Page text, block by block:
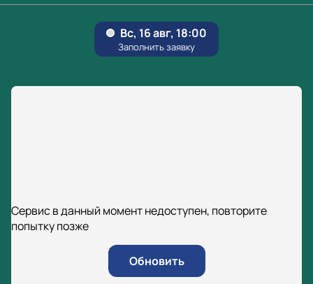
Сервис в данный момент недоступен, повторите
попытку позже
Обновить